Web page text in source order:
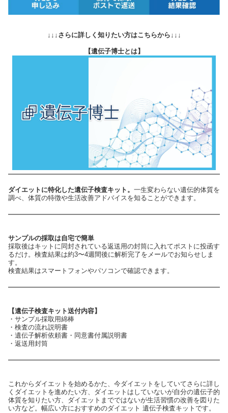
↓↓↓さらに詳しく知りたい方はこちらから↓↓↓
【遺伝子博士とは】
ダイエットに特化した遺伝子検査キット。 一生変わらない遺伝的体質を
調べ、体質の特徴や生活改善アドバイスを知ることができます。
サンプルの採取は自宅で簡単
採取後はキットに同封されている返送用の封筒に入れてポストに投函す
るだけ。検査結果は約3〜4週間後に解析完了をメールでお知らせしま
す。
検査結果はスマートフォンやパソコンで確認できます。
【遺伝子検査キット送付内容】
・サンプル採取用綿棒
・検査の流れ説明書
・遺伝子解析依頼書・同意書付属説明書
・返送用封筒
これからダイエットを始めるかた、今ダイエットをしていてさらに詳し
くダイエットを進めたい方、ダイエットはしていないが自分の遺伝子的
体質を知りたい方、ダイエットまでではないが生活習慣の改善を図りた
い方など。幅広い方におすすめのダイエット 遺伝子検査キットです。